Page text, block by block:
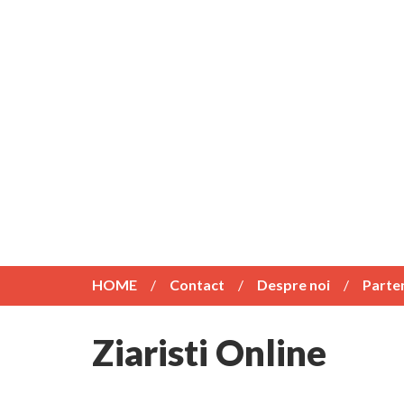
HOME Contact Despre noi
Ziaristi Online